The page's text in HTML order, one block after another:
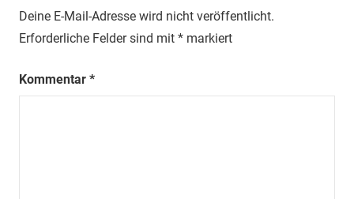
Deine E-Mail-Adresse wird nicht veröffentlicht.
Erforderliche Felder sind mit * markiert
Kommentar *